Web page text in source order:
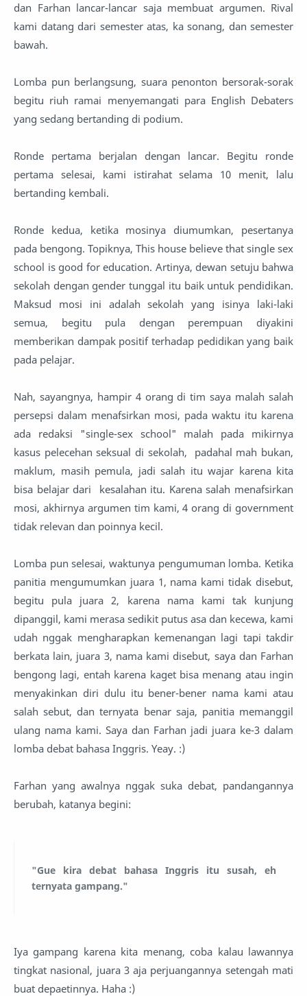
dan Farhan lancar-lancar saja membuat argumen. Rival
kami datang dari semester atas, ka sonang, dan semester
bawah.
Lomba pun berlangsung, suara penonton bersorak-sorak
begitu riuh ramai menyemangati para English Debaters
yang sedang bertanding di podium.
Ronde pertama berjalan dengan lancar. Begitu ronde
pertama selesai, kami istirahat selama 10 menit, lalu
bertanding kembali.
Ronde kedua, ketika mosinya diumumkan, pesertanya
pada bengong. Topiknya, This house believe that single sex
school is good for education. Artinya, dewan setuju bahwa
sekolah dengan gender tunggal itu baik untuk pendidikan.
Maksud mosi ini adalah sekolah yang isinya laki-laki
semua, begitu pula dengan perempuan diyakini
memberikan dampak positif terhadap pedidikan yang baik
pada pelajar.
Nah, sayangnya, hampir 4 orang di tim saya malah salah
persepsi dalam menafsirkan mosi, pada waktu itu karena
ada redaksi "single-sex school" malah pada mikirnya
kasus pelecehan seksual di sekolah, padahal mah bukan,
maklum, masih pemula, jadi salah itu wajar karena kita
bisa belajar dari kesalahan itu. Karena salah menafsirkan
mosi, akhirnya argumen tim kami, 4 orang di government
tidak relevan dan poinnya kecil.
Lomba pun selesai, waktunya pengumuman lomba. Ketika
panitia mengumumkan juara 1, nama kami tidak disebut,
begitu pula juara 2, karena nama kami tak kunjung
dipanggil, kami merasa sedikit putus asa dan kecewa, kami
udah nggak mengharapkan kemenangan lagi tapi takdir
berkata lain, juara 3, nama kami disebut, saya dan Farhan
bengong lagi, entah karena kaget bisa menang atau ingin
menyakinkan diri dulu itu bener-bener nama kami atau
salah sebut, dan ternyata benar saja, panitia memanggil
ulang nama kami. Saya dan Farhan jadi juara ke-3 dalam
lomba debat bahasa Inggris. Yeay. :)
Farhan yang awalnya nggak suka debat, pandangannya
berubah, katanya begini:
"Gue kira debat bahasa Inggris itu susah, eh
ternyata gampang."
Iya gampang karena kita menang, coba kalau lawannya
tingkat nasional, juara 3 aja perjuangannya setengah mati
buat depaetinnya. Haha :)